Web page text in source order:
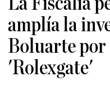
amplía la
Boluarte por
'Rolexgate'